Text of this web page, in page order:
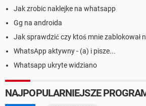
Jak zrobic naklejke na whatsapp
Gg na androida
Jak sprawdzić czy ktoś mnie zablokował
WhatsApp aktywny - (a) i pisze...
Whatsapp ukryte widziano
NAJPOPULARNIEJSZE